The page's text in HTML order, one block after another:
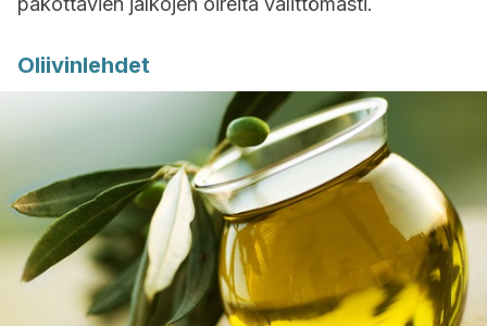
Oliivinlehdet